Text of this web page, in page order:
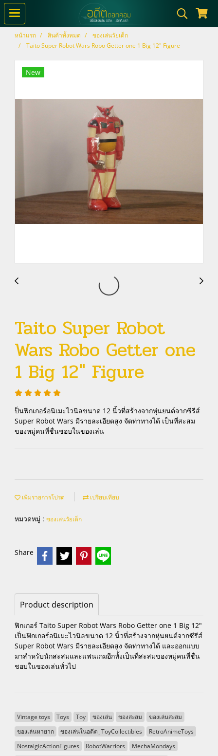
หน้าแรก สินค้าทั้งหมด
ของเล่นวัยเด็ก
Taito Super Robot Wars Robo Getter one 1 Big 12" Figure
New
Taito Super Robot
Wars Robo Getter one
1 Big 12" Figure
ป็นฟิกเกอร์อนิเมะไวนิลขนาด 12 นิ้วที่สร้างจากหุ่นยนต์จากซีรีส์
Super Robot Wars มีรายละเอียดสูง จัดท่าทางได้ เป็นที่สะสม
ของหมู่คนที่ชื่นชอบในของเล่น
เพิ่มรายการโปรด เปรียบเทียบ
หมวดหมู่ : ของเล่นวัยเด็ก
Share
Product description
ฟิกเกอร์ Taito Super Robot Wars Robo Getter one 1 Big 12"
เป็นฟิกเกอร์อนิเมะไวนิลขนาด 12 นิ้วที่สร้างจากหุ่นยนต์จากซีรีส์
Super Robot Wars มีรายละเอียดสูง จัดท่าทางได้ และออกแบบ
มาสำหรับนักสะสมและแฟนเกมอีกทั้งเป็นที่สะสมของหมู่คนที่ชื่น
ชอบในของเล่นทั่วไป
Vintage toys Toys Toy ของเล่น ของสะสม
ของเล่นสะสม
ของเล่นหายาก
ของเล่นในอดีต ฺ ToyCollectibles
RetroAnimeToys
NostalgicActionFigures
RobotWarriors
MechaMondays